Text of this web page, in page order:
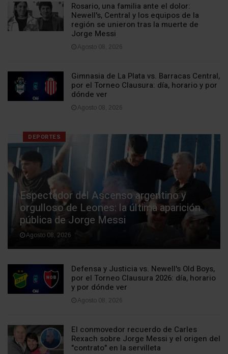
Rosario, una familia ante el dolor:
Newell's, Central y los equipos de la
región se unieron tras la muerte de
Jorge Messi
Agosto 08, 2026
Gimnasia de La Plata vs. Barracas Central,
por el Torneo Clausura: día, horario y por
dónde ver
Agosto 08, 2026
DEPORTES
Espectador del Ascenso argentino y
orgulloso de Leones: la última aparición
pública de Jorge Messi
Agosto 08, 2026
Defensa y Justicia vs. Newell's Old Boys,
por el Torneo Clausura 2026: día, horario
y por dónde ver
Agosto 08, 2026
El conmovedor recuerdo de Carles
Rexach sobre Jorge Messi y el origen del
"contrato" en la servilleta